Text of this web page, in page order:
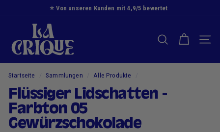
⭐️ Von unseren Kunden mit 4,9/5 bewertet
e
B
u
c
h
t
SUCHE NACH
Startseite Sammlungen Alle Produkte
Flüssiger Lidschatten -
Farbton 05
Gewürzschokolade